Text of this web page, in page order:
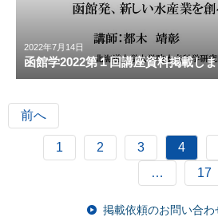
2022年7月14日
函館学2022第１回講座資料掲載し
前へ
1 2 3 4
…
17
掲載依頼のお問い合わ